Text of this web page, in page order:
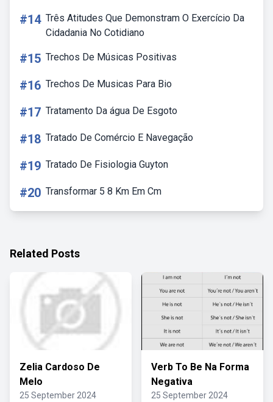
#14 Três Atitudes Que Demonstram O Exercício Da
Cidadania No Cotidiano
#15 Trechos De Músicas Positivas
#16 Trechos De Musicas Para Bio
#17 Tratamento Da água De Esgoto
#18 Tratado De Comércio E Navegação
#19 Tratado De Fisiologia Guyton
#20 Transformar 5 8 Km Em Cm
Related Posts
Zelia Cardoso De
Melo
25 September 2024
Verb To Be Na Forma
Negativa
25 September 2024